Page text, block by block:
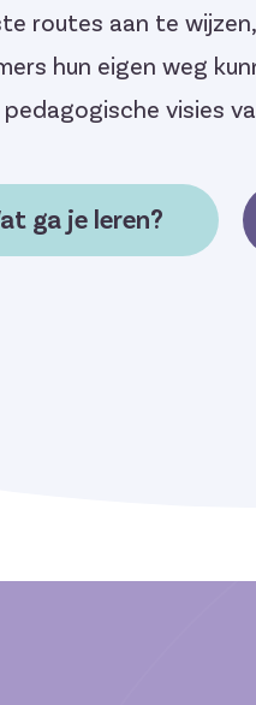
routes aan te
hun eigen weg
visies
ga je leren?